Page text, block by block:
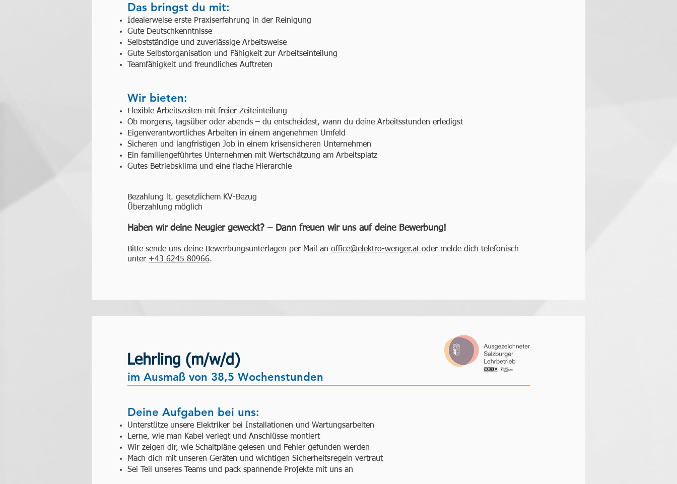
Das bringst du mit:
Idealerweise erste Praxiserfahrung in der Reinigung
Gute Deutschkenntnisse
Selbstständige und zuverlässige Arbeitsweise
Gute Selbstorganisation und Fähigkeit zur Arbeitseinteilung
Teamfähigkeit und freundliches Auftreten
Wir bieten:
Flexible Arbeitszeiten mit freier Zeiteinteilung
Ob morgens, tagsüber oder abends – du entscheidest, wann du deine Arbeitsstunden erledigst
Eigenverantwortliches Arbeiten in einem angenehmen Umfeld
Sicheren und langfristigen Job in einem krisensicheren Unternehmen
Ein familiengeführtes Unternehmen mit Wertschätzung am Arbeitsplatz
Gutes Betriebsklima und eine flache Hierarchie
Bezahlung lt. gesetzlichem KV-Bezug
Überzahlung möglich
Haben wir deine Neugier geweckt? – Dann freuen wir uns auf deine Bewerbung!
Bitte sende uns deine Bewerbungsunterlagen per Mail an office@elektro-wenger.at oder melde dich telefonisch
unter +43 6245 80966.
Lehrling (m/w/d)
im Ausmaß von 38,5 Wochenstunden
Deine Aufgaben bei uns:
Unterstütze unsere Elektriker bei Installationen und Wartungsarbeiten
Lerne, wie man Kabel verlegt und Anschlüsse montiert
Wir zeigen dir, wie Schaltpläne gelesen und Fehler gefunden werden
Mach dich mit unseren Geräten und wichtigen Sicherheitsregeln vertraut
Sei Teil unseres Teams und pack spannende Projekte mit uns an